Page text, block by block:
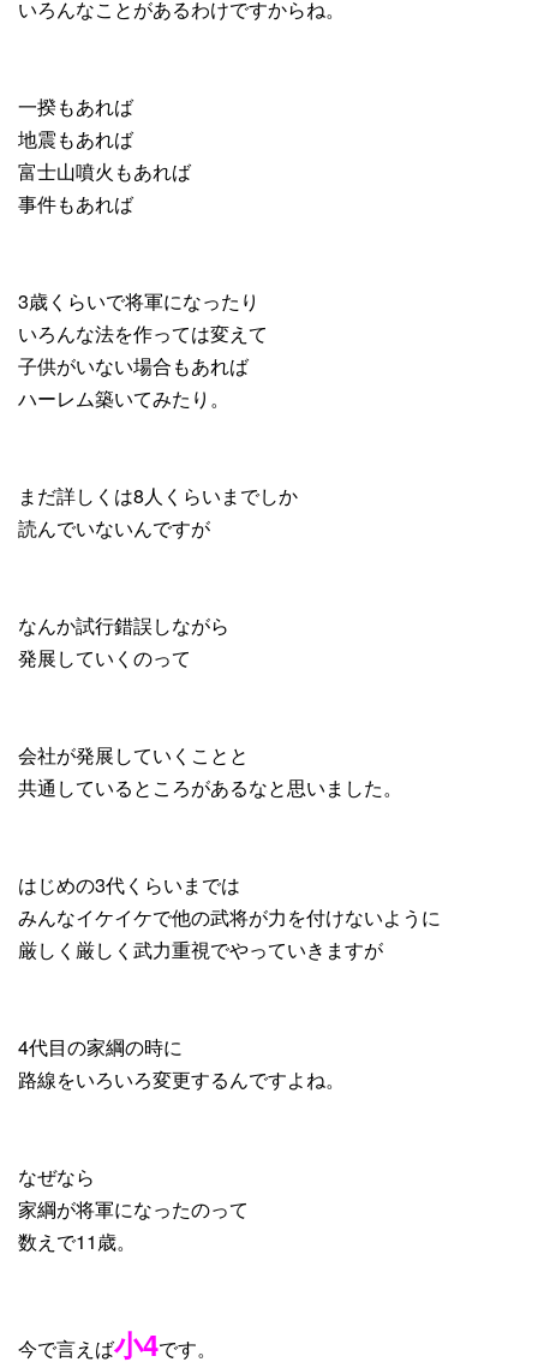
いろんなことがあるわけですからね。
一揆もあれば
地震もあれば
富士山噴火もあれば
事件もあれば
3歳くらいで将軍になったり
いろんな法を作っては変えて
子供がいない場合もあれば
ハーレム築いてみたり。
まだ詳しくは8人くらいまでしか
読んでいないんですが
なんか試行錯誤しながら
発展していくのって
会社が発展していくことと
共通しているところがあるなと思いました。
はじめの3代くらいまでは
みんなイケイケで他の武将が力を付けないように
厳しく厳しく武力重視でやっていきますが
4代目の家綱の時に
路線をいろいろ変更するんですよね。
なぜなら
家綱が将軍になったのって
数えで11歳。
今で言えば小4です。